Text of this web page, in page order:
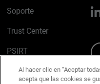
Soporte
Trust Center
PSIRT
Política de cookies
Al hacer clic en “Aceptar
acepta que las cookies se